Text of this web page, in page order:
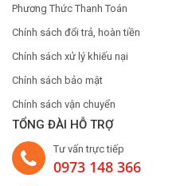
Phương Thức Thanh Toán
Chính sách đổi trả, hoàn tiền
Chính sách xử lý khiếu nại
Chính sách bảo mật
Chính sách vận chuyển
TỔNG ĐÀI HỖ TRỢ
Tư vấn trực tiếp
0973 148 366